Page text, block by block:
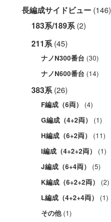
長編成サイドビュー (146)
183系/189系(2)
211系(45)
ナノN300番台 (30)
ナノN600番台 (14)
383系(26)
F編成（6両） (4)
G編成（4+2両） (1)
H編成（6+2両） (11)
I編成（4+2+2両） (1)
J編成（6+4両） (5)
K編成（6+2+2両） (2)
L編成（4+2+4両） (1)
その他(1)